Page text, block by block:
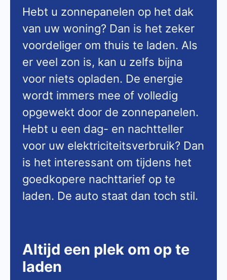
Hebt u zonnepanelen op het dak
van uw woning? Dan is het zeker
voordeliger om thuis te laden. Als
er veel zon is, kan u zelfs bijna
voor niets opladen. De energie
wordt immers mee of volledig
opgewekt door de zonnepanelen.
Hebt u een dag- en nachtteller
voor uw elektriciteitsverbruik? Dan
is het interessant om tijdens het
goedkopere nachttarief op te
laden. De auto staat dan toch stil.
Altijd een plek om op te
laden